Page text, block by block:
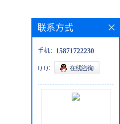
联系方式
手机： 15871722230
Q Q：